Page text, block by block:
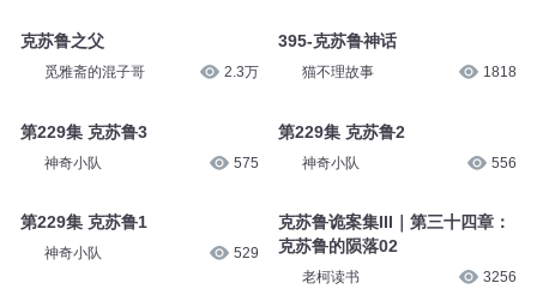
克苏鲁之父
觅雅斋的混子哥 2.3万
第229集 克苏鲁3
神奇小队 575
第229集 克苏鲁1
神奇小队 529
395-克苏鲁神话
猫不理故事 1818
第229集 克苏鲁2
神奇小队 556
克苏鲁诡案集III｜第三十四章：
克苏鲁的陨落02
老柯读书 3256